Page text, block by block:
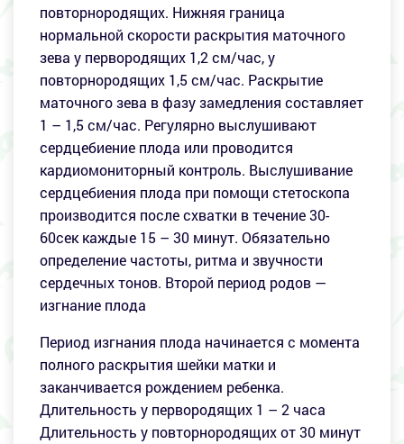
повторнородящих. Нижняя граница
нормальной скорости раскрытия маточного
зева у первородящих 1,2 см/час, у
повторнородящих 1,5 см/час. Раскрытие
маточного зева в фазу замедления составляет
1 – 1,5 см/час. Регулярно выслушивают
сердцебиение плода или проводится
кардиомониторный контроль. Выслушивание
сердцебиения плода при помощи стетоскопа
производится после схватки в течение 30-
60сек каждые 15 – 30 минут. Обязательно
определение частоты, ритма и звучности
сердечных тонов. Второй период родов —
изгнание плода
Период изгнания плода начинается с момента
полного раскрытия шейки матки и
заканчивается рождением ребенка.
Длительность у первородящих 1 – 2 часа
Длительность у повторнородящих от 30 минут